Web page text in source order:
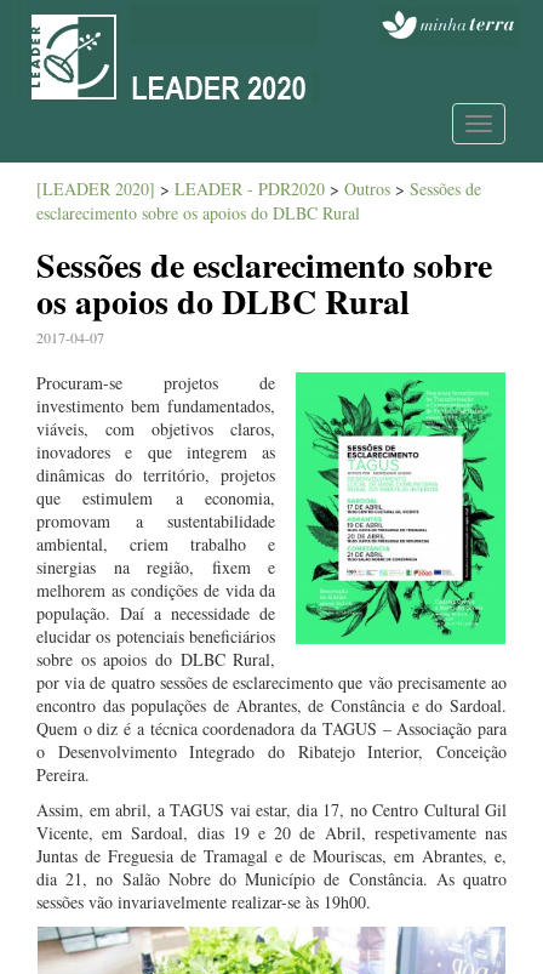
Toggle
[LEADER 2020] > LEADER - PDR2020 > Outros > Sessões de
esclarecimento sobre os apoios do DLBC Rural
Sessões de esclarecimento sobre
os apoios do DLBC Rural
2017-04-07
Procuram-se projetos de
investimento bem fundamentados,
viáveis, com objetivos claros,
inovadores e que integrem as
dinâmicas do território, projetos
que estimulem a economia,
promovam a sustentabilidade
ambiental, criem trabalho e
sinergias na região, fixem e
melhorem as condições de vida da
população. Daí a necessidade de
elucidar os potenciais beneficiários
sobre os apoios do DLBC Rural,
por via de quatro sessões de esclarecimento que vão precisamente ao
encontro das populações de Abrantes, de Constância e do Sardoal.
Quem o diz é a técnica coordenadora da TAGUS – Associação para
o Desenvolvimento Integrado do Ribatejo Interior, Conceição
Pereira.
Assim, em abril, a TAGUS vai estar, dia 17, no Centro Cultural Gil
Vicente, em Sardoal, dias 19 e 20 de Abril, respetivamente nas
Juntas de Freguesia de Tramagal e de Mouriscas, em Abrantes, e,
dia 21, no Salão Nobre do Município de Constância. As quatro
sessões vão invariavelmente realizar-se às 19h00.